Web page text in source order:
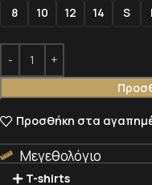
8 10 12 14 S
Προσθήκη στα
Μεγεθολόγιο
T-shirts